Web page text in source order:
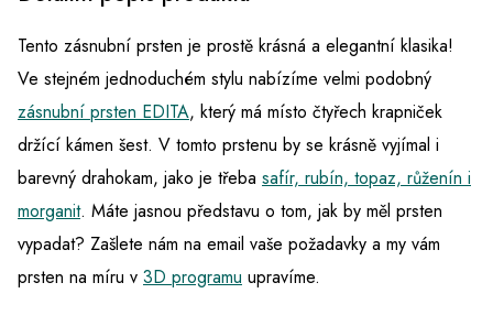
Tento zásnubní prsten je prostě krásná a elegantní klasika!
Ve stejném jednoduchém stylu nabízíme velmi podobný
zásnubní prsten EDITA, který má místo čtyřech krapniček
držící kámen šest. V tomto prstenu by se krásně vyjímal i
barevný drahokam, jako je třeba safír, rubín, topaz, růženín i
morganit. Máte jasnou představu o tom, jak by měl prsten
vypadat? Zašlete nám na email vaše požadavky a my vám
prsten na míru v 3D programu upravíme.